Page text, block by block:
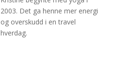
2003. Det ga henne mer energi
og overskudd i en travel
hverdag.